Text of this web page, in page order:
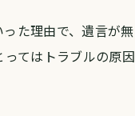
た理由で、遺言が無
てはトラブルの原因